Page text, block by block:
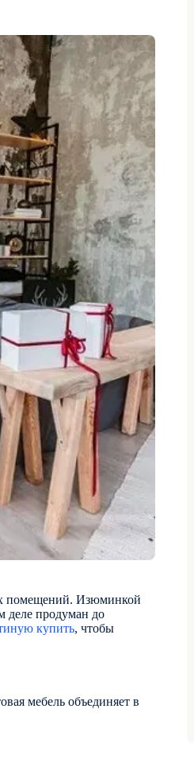
помещений. Изюминкой
деле продуман до
купить, чтобы
мебель объединяет в